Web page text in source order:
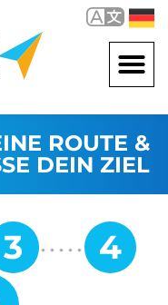
ROUTE &
DEIN ZIEL